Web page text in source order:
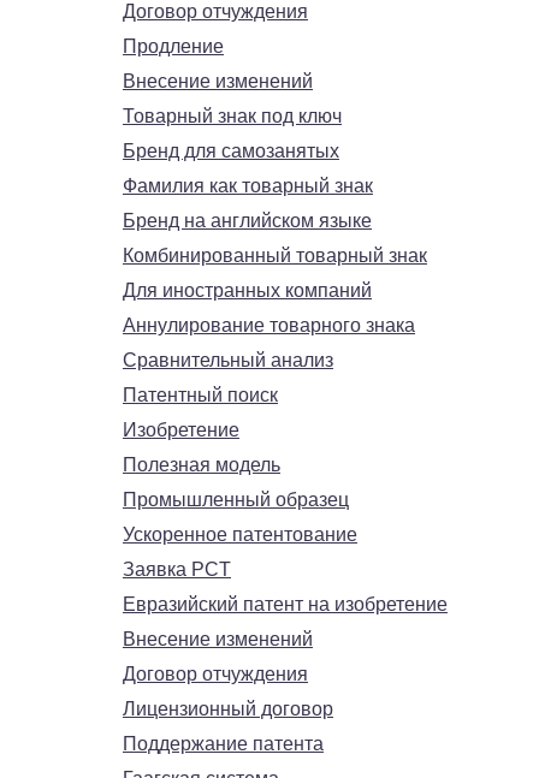
Договор отчуждения
Продление
Внесение изменений
Товарный знак под ключ
Бренд для самозанятых
Фамилия как товарный знак
Бренд на английском языке
Комбинированный товарный знак
Для иностранных компаний
Аннулирование товарного знака
Сравнительный анализ
Патентный поиск
Изобретение
Полезная модель
Промышленный образец
Ускоренное патентование
Заявка PCT
Евразийский патент на изобретение
Внесение изменений
Договор отчуждения
Лицензионный договор
Поддержание патента